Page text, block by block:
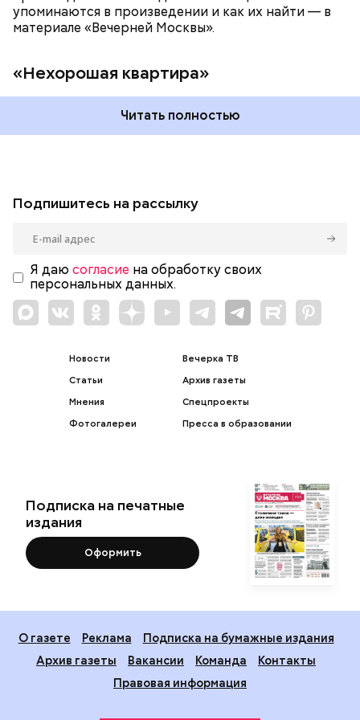
упоминаются в произведении и как их найти — в
материале «Вечерней Москвы».
«Нехорошая квартира»
Читать полностью
Подпишитесь на рассылку
Я даю согласие на обработку своих
персональных данных.
Новости
Статьи
Мнения
Фотогалереи
Вечерка ТВ
Архив газеты
Спецпроекты
Пресса в образовании
Подписка на печатные
издания
Оформить
О газете Реклама
Подписка на бумажные издания
Архив газеты
Вакансии Команда
Контакты
Правовая информация